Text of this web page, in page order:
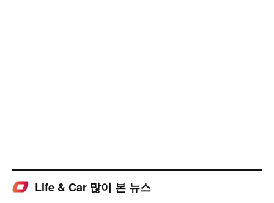
Life & Car 많이 본 뉴스